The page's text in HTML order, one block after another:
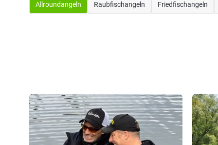
Allroundangeln Raubfischangeln Friedfischangeln